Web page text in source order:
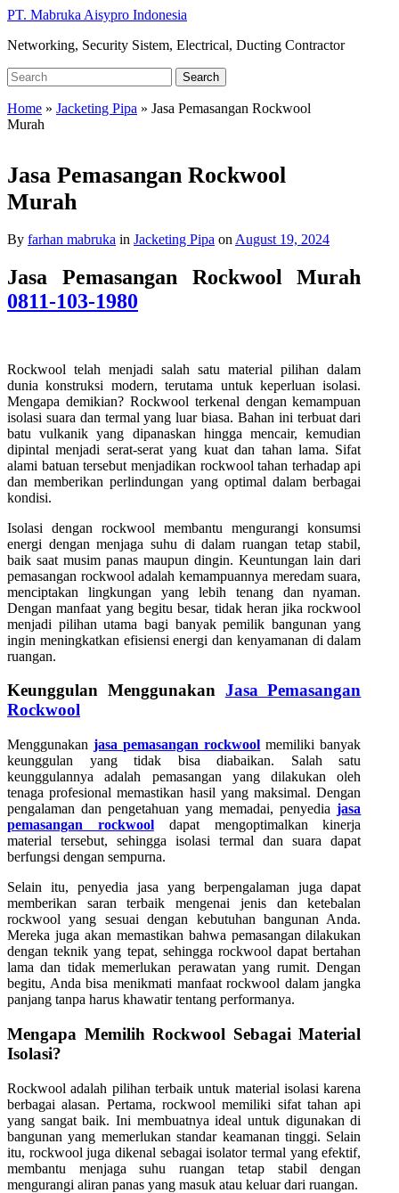
Skip
main
PT. Mabruka Aisypro Indonesia
Networking, Security Sistem, Electrical, Ducting Contractor
Search
for:
Search
Home » Jacketing Pipa » Jasa Pemasangan Rockwool
Murah
Jasa Pemasangan Rockwool
Murah
By farhan mabruka in Jacketing Pipa on August 19, 2024
Jasa Pemasangan Rockwool Murah
0811-103-1980
Rockwool telah menjadi salah satu material pilihan dalam
dunia konstruksi modern, terutama untuk keperluan isolasi.
Mengapa demikian? Rockwool terkenal dengan kemampuan
isolasi suara dan termal yang luar biasa. Bahan ini terbuat dari
batu vulkanik yang dipanaskan hingga mencair, kemudian
dipintal menjadi serat-serat yang kuat dan tahan lama. Sifat
alami batuan tersebut menjadikan rockwool tahan terhadap api
dan memberikan perlindungan yang optimal dalam berbagai
kondisi.
Isolasi dengan rockwool membantu mengurangi konsumsi
energi dengan menjaga suhu di dalam ruangan tetap stabil,
baik saat musim panas maupun dingin. Keuntungan lain dari
pemasangan rockwool adalah kemampuannya meredam suara,
menciptakan lingkungan yang lebih tenang dan nyaman.
Dengan manfaat yang begitu besar, tidak heran jika rockwool
menjadi pilihan utama bagi banyak pemilik bangunan yang
ingin meningkatkan efisiensi energi dan kenyamanan di dalam
ruangan.
Keunggulan Menggunakan Jasa Pemasangan
Rockwool
Menggunakanjasa pemasangan rockwool memiliki banyak
keunggulan yang tidak bisa diabaikan. Salah satu
keunggulannya adalah pemasangan yang dilakukan oleh
tenaga profesional memastikan hasil yang maksimal. Dengan
pengalaman dan pengetahuan yang memadai, penyediajasa
pemasangan rockwooldapat mengoptimalkan kinerja
material tersebut, sehingga isolasi termal dan suara dapat
berfungsi dengan sempurna.
Selain itu, penyedia jasa yang berpengalaman juga dapat
memberikan saran terbaik mengenai jenis dan ketebalan
rockwool yang sesuai dengan kebutuhan bangunan Anda.
Mereka juga akan memastikan bahwa pemasangan dilakukan
dengan teknik yang tepat, sehingga rockwool dapat bertahan
lama dan tidak memerlukan perawatan yang rumit. Dengan
begitu, Anda bisa menikmati manfaat rockwool dalam jangka
panjang tanpa harus khawatir tentang performanya.
Mengapa Memilih Rockwool Sebagai Material
Isolasi?
Rockwool adalah pilihan terbaik untuk material isolasi karena
berbagai alasan. Pertama, rockwool memiliki sifat tahan api
yang sangat baik. Ini membuatnya ideal untuk digunakan di
bangunan yang memerlukan standar keamanan tinggi. Selain
itu, rockwool juga dikenal sebagai isolator termal yang efektif,
membantu menjaga suhu ruangan tetap stabil dengan
mengurangi aliran panas yang masuk atau keluar dari ruangan.